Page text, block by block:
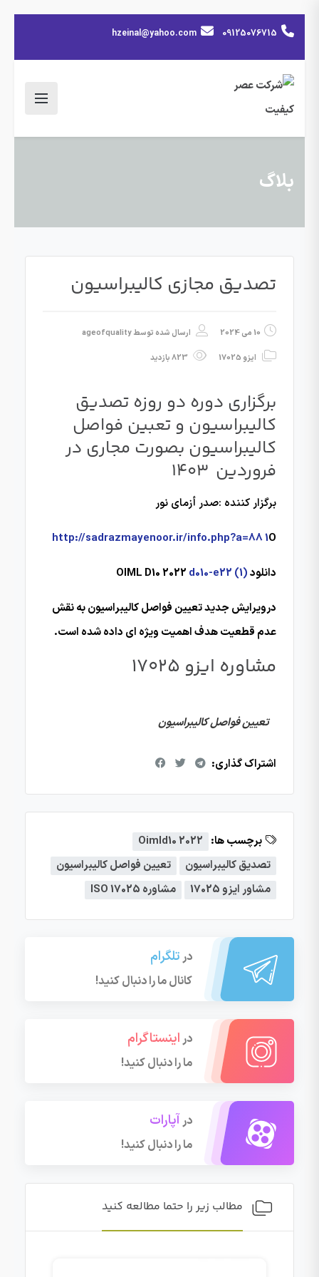
09125076715
hzeinal@yahoo.com
بلاگ
تصدیق مجازی کالیبراسیون
10 می 2024 ارسال شده توسطageofquality
ایزو 17025
برگزاری دوره دو روزه تصدیق
کالیبراسیون و تعبین فواصل
کالیبراسیون بصورت مجاری در
فروردین ۱۴۰۳
برگزار کننده :صدر أزمای نور
http://sadrazmayenoor.ir/info.php?a=881O
دانلود OIML D10 2022d010-e22 (1)
درویرایش جدید تعیین فواصل کالیبراسیون به نقش
عدم قطعیت هدف اهمیت ویژه ای داده شده است.
مشاوره ایزو ۱۷۰۲۵
تعیین فواصل کالیبراسیون
اشتراک گذاری:
برچسب ها: Oimld10 2022
تصدیق کالیبراسیون
تعیین فواصل کالیبراسیون
مشاور ایزو 17025
مشاوره ISO 17025
درتلگرام
کانال ما را دنبال کنید!
دراینستاگرام
ما را دنبال کنید!
درآپارات
ما را دنبال کنید!
مطالب زیر را حتما مطالعه کنید